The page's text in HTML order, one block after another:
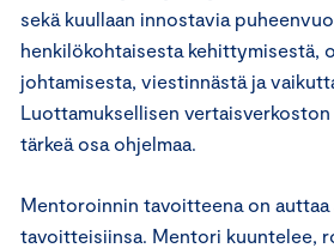
sekä kuullaan innostavia
henkilökohtaisesta kehittymisestä,
johtamisesta, viestinnästä ja
Luottamuksellisen vertaisverkoston
tärkeä osa ohjelmaa.
Mentoroinnin tavoitteena on auttaa
tavoitteisiinsa. Mentori kuuntelee,